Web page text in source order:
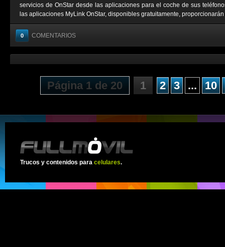
servicios de OnStar desde las aplicaciones para el coche de sus
las aplicaciones MyLink OnStar, disponibles gratuitamente, proporcionarán
0 COMENTARIOS
Página 1 de 20 1 2 3 ... 10
Trucos y contenidos para celulares.